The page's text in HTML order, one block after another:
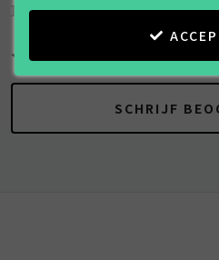
Imari
SCHRIJF